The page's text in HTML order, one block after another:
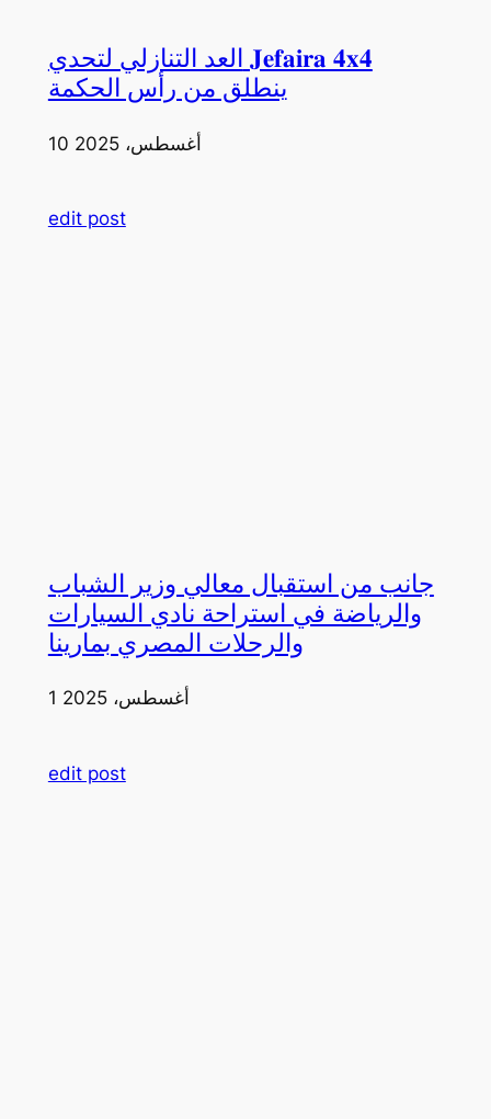
العد التنازلي لتحدي 𝐉𝐞𝐟𝐚𝐢𝐫𝐚 𝟒𝐱𝟒
ينطلق من رأس الحكمة
10 أغسطس، 2025
edit post
جانب من استقبال معالي وزير الشباب
والرياضة في استراحة نادي السيارات
والرحلات المصري بمارينا
1 أغسطس، 2025
edit post